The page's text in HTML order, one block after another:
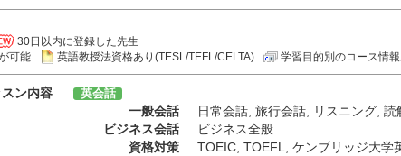
30日以内に登録した先生
可能 英語教授法資格あり(TESL/TEFL/CELTA) 学習目的別のコース情報
スン内容 英会話
一般会話 日常会話, 旅行会話, リスニング, 読
ビジネス会話
ビジネス全般
資格対策
TOEIC, TOEFL ケンブリッジ大学